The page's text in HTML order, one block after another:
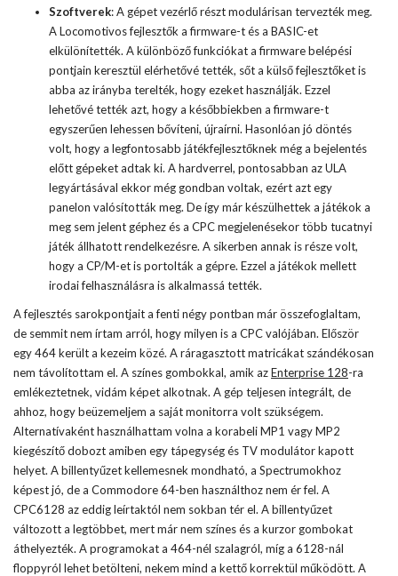
Szoftverek: A gépet vezérlő részt modulárisan tervezték meg.
A Locomotivos fejlesztők a firmware-t és a BASIC-et
elkülönítették. A különböző funkciókat a firmware belépési
pontjain keresztül elérhetővé tették, sőt a külső fejlesztőket is
abba az irányba terelték, hogy ezeket használják. Ezzel
lehetővé tették azt, hogy a későbbiekben a firmware-t
egyszerűen lehessen bővíteni, újraírni. Hasonlóan jó döntés
volt, hogy a legfontosabb játékfejlesztőknek még a bejelentés
előtt gépeket adtak ki. A hardverrel, pontosabban az ULA
legyártásával ekkor még gondban voltak, ezért azt egy
panelon valósították meg. De így már készülhettek a játékok a
meg sem jelent géphez és a CPC megjelenésekor több tucatnyi
játék állhatott rendelkezésre. A sikerben annak is része volt,
hogy a CP/M-et is portolták a gépre. Ezzel a játékok mellett
irodai felhasználásra is alkalmassá tették.
A fejlesztés sarokpontjait a fenti négy pontban már összefoglaltam,
de semmit nem írtam arról, hogy milyen is a CPC valójában. Először
egy 464 került a kezeim közé. A ráragasztott matricákat szándékosan
nem távolítottam el. A színes gombokkal, amik azEnterprise 128-ra
emlékeztetnek, vidám képet alkotnak. A gép teljesen integrált, de
ahhoz, hogy beüzemeljem a saját monitorra volt szükségem.
Alternatívaként használhattam volna a korabeli MP1 vagy MP2
kiegészítő dobozt amiben egy tápegység és TV modulátor kapott
helyet. A billentyűzet kellemesnek mondható, a Spectrumokhoz
képest jó, de a Commodore 64-ben használthoz nem ér fel. A
CPC6128 az eddig leírtaktól nem sokban tér el. A billentyűzet
változott a legtöbbet, mert már nem színes és a kurzor gombokat
áthelyezték. A programokat a 464-nél szalagról, míg a 6128-nál
floppyról lehet betölteni, nekem mind a kettő korrektül működött. A